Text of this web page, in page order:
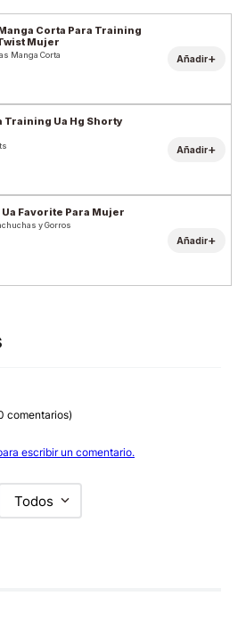
Corta Para Training
Mujer
Manga Corta Añadir+
Training Ua Hg Shorty
Añadir+
Favorite Para Mujer
y Gorros
Añadir+
comentarios)
escribir un comentario.
Todos